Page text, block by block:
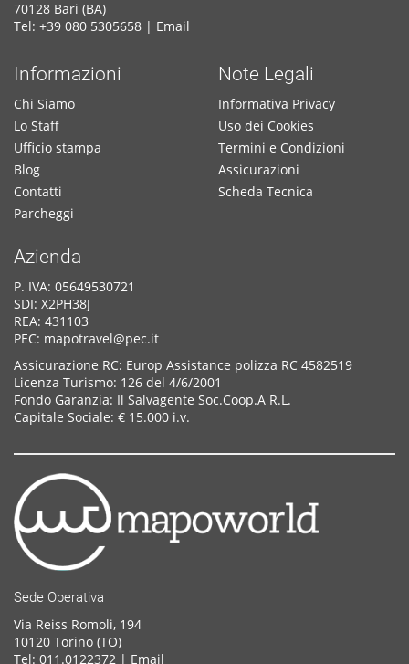
70128 Bari (BA)
Tel: +39 080 5305658 | Email
Informazioni
Chi Siamo
Lo Staff
Ufficio stampa
Blog
Contatti
Parcheggi
Note Legali
Informativa Privacy
Uso dei Cookies
Termini e Condizioni
Assicurazioni
Scheda Tecnica
Azienda
P. IVA: 05649530721
SDI: X2PH38J
REA: 431103
PEC: mapotravel@pec.it
Assicurazione RC: Europ Assistance polizza RC 4582519
Licenza Turismo: 126 del 4/6/2001
Fondo Garanzia: Il Salvagente Soc.Coop.A R.L.
Capitale Sociale: € 15.000 i.v.
Sede Operativa
Via Reiss Romoli, 194
10120 Torino (TO)
Tel: 011.0122372 | Email